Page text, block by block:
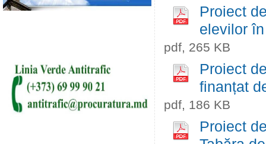
Proiect
elevilor
pdf, 265 KB
Proiect
finanțat
pdf, 186 KB
Proiect